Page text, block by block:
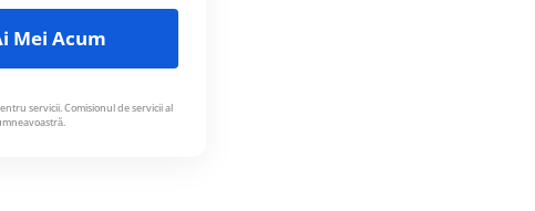
Mei Acum
servicii. Comisionul de servicii al